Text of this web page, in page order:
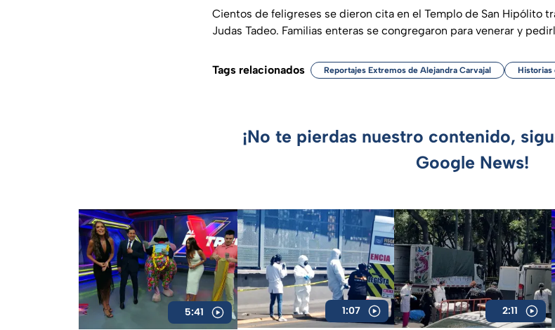
Cientos de feligreses se dieron cita en el Templo de San Hipólito
Judas Tadeo. Familias enteras se congregaron para venerar y
Tags relacionados Reportajes Extremos de Alejandra Carvajal Historias
¡No te pierdas nuestro contenido,
Google News!
5:41 1:07 2:11